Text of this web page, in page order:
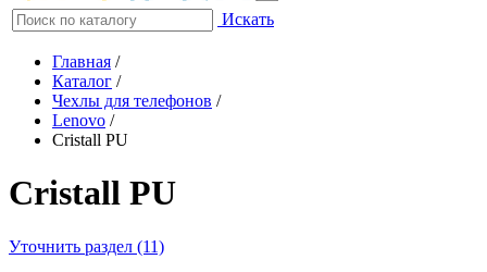
Искать
Главная /
Каталог /
Чехлы для телефонов /
Lenovo /
Cristall PU
Cristall PU
Уточнить раздел (11)